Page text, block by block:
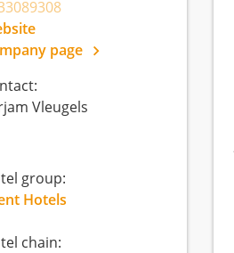
page
Vleugels
group:
Hotels
chain: